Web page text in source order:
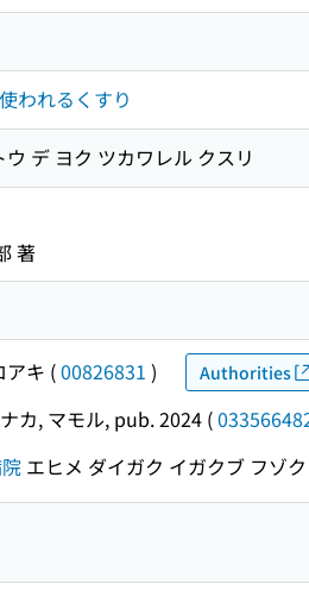
われるくすり
デ ヨク ツカワレル クスリ
著
アキ (00826831 ) Authorities
カ, マモル, pub. 2024 (
エヒメ ダイガク イガクブ フゾ